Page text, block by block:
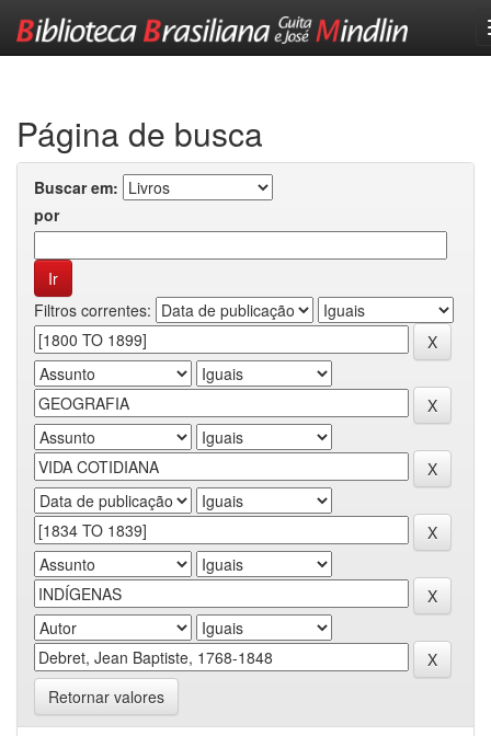
Página de busca
Buscar em:
por
Filtros correntes:
Retornar valores